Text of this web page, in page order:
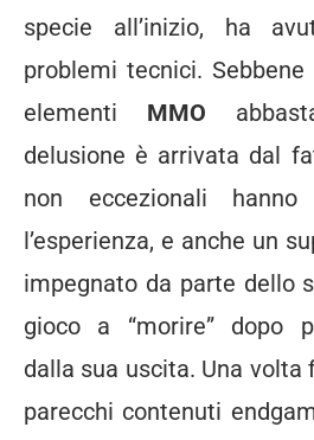
specie all’inizio, ha
problemi tecnici.
elementi MMO
delusione è arrivata dal
non eccezionali
l’esperienza, e anche un
impegnato da parte dello
gioco a “morire” dopo
dalla sua uscita. Una
parecchi contenuti